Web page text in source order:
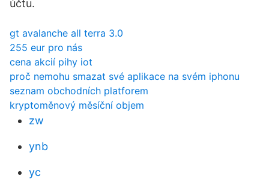
účtu.
gt avalanche all terra 3.0
255 eur pro nás
cena akcií pihy iot
proč nemohu smazat své aplikace na svém iphonu
seznam obchodních platforem
kryptoměnový měsíční objem
zw
ynb
yc